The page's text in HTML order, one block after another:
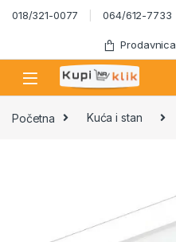
Skip to navigation
Skip to content
018/321-0077 064/612-7733
Prodavnica
Početna Kuća i stan